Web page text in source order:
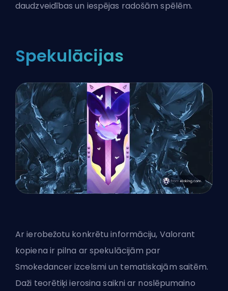
daudzveidības un iespējas radošām spēlēm.
Spekulācijas
Ar ierobežotu konkrētu informāciju, Valorant
kopiena ir pilna ar spekulācijām par
Smokedancer izcelsmi un tematiskajām saitēm.
Daži teorētiķi ierosina saikni ar noslēpumaino